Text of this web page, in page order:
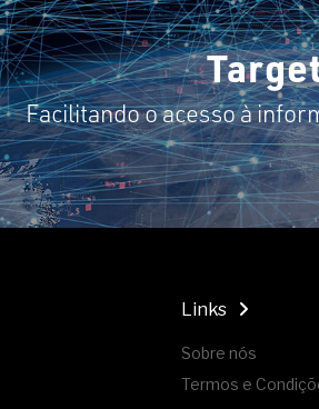
Facilitando o acesso à
Links
Sobre nós
Termos e